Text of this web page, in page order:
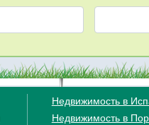
Недвижимость в
Недвижимость в